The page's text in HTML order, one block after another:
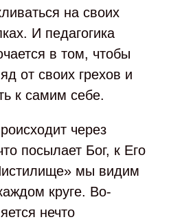
на своих
И педагогика
в том, чтобы
от своих грехов и
к самим себе.
через
посылает Бог, к Его
мы видим
круге. Во-
нечто